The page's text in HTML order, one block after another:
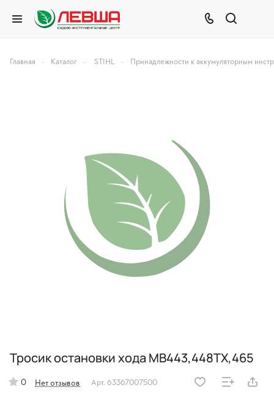
Главная – Каталог – STIHL – Принадлежности к аккумуляторным
Тросик остановки хода МВ443,448TX,465
0 Нет отзывов Арт. 63367007500